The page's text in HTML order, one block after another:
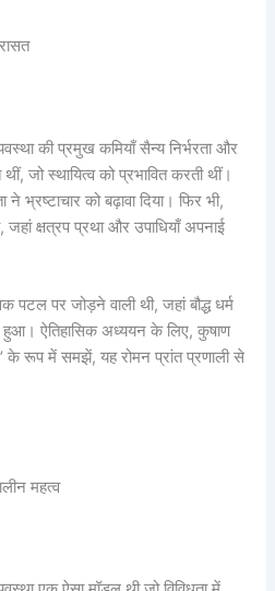
की प्रमुख कमियाँ सैन्य निर्भरता और
थीं, जो स्थायित्व को प्रभावित करती थीं।
भ्रष्टाचार को बढ़ावा दिया। फिर भी,
क्षत्रप प्रथा और उपाधियाँ अपनाई
पटल पर जोड़ने वाली थी, जहां बौद्ध धर्म
हुआ। ऐतिहासिक अध्ययन के लिए, कुषाण
के रूप में समझें, यह रोमन प्रांत प्रणाली से
महत्व